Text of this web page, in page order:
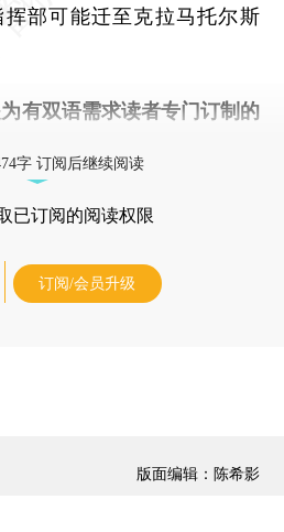
部可能迁至克拉马托尔斯
有双语需求读者专门订制的
字 订阅后继续阅读
已订阅的阅读权限
订阅/会员升级
版面编辑：陈希影